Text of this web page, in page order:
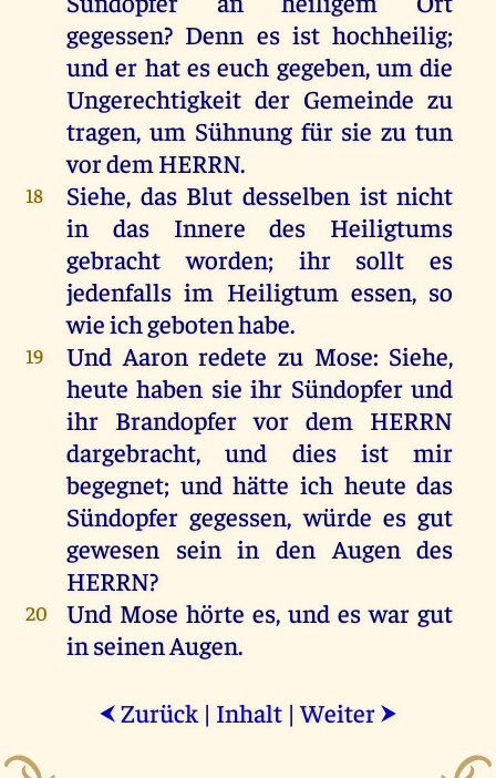
gegessen? Denn es ist hochheilig;
und er hat es euch gegeben, um die
Ungerechtigkeit der Gemeinde zu
tragen, um Sühnung für sie zu tun
vordem HERRN.
18 Siehe, das Blut desselben ist nicht
in
das Innere des
Heiligtums
gebracht
worden; ihr sollt
es
jedenfallsim Heiligtum essen, so
wieichgebotenhabe.
19 Und Aaron redete zu Mose: Siehe,
heute haben sie ihr Sündopfer und
ihr Brandopfer vor dem HERRN
dargebracht,und dies ist
mir
begegnet; und hätte ich heute das
Sündopfer gegessen,würde es gut
gewesen sein in den Augen des
HERRN?
20 Und Mose hörte es,und es war gut
inseinenAugen.
⮜ Zurück | Inhalt |Weiter ⮞